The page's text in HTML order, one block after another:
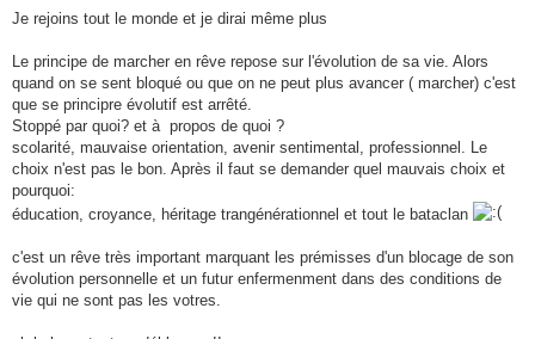
g
Je rejoins tout le monde et je dirai même plus
Le principe de marcher en rêve repose sur l'évolution de sa vie. Alors
quand on se sent bloqué ou que on ne peut plus avancer ( marcher) c'est
que se principre évolutif est arrêté.
Stoppé par quoi? et à propos de quoi ?
scolarité, mauvaise orientation, avenir sentimental, professionnel. Le
choix n'est pas le bon. Après il faut se demander quel mauvais choix et
pourquoi:
éducation, croyance, héritage trangénérationnel et tout le bataclan
c'est un rêve très important marquant les prémisses d'un blocage de son
évolution personnelle et un futur enfermenment dans des conditions de
vie qui ne sont pas les votres.